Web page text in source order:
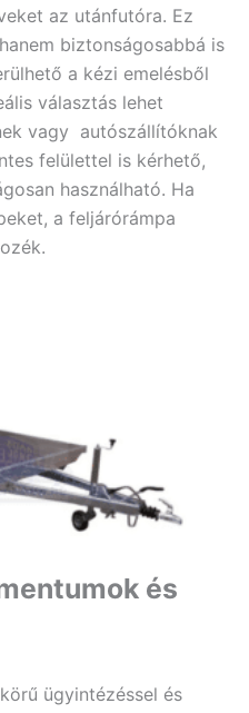
az utánfutóra. Ez
biztonságosabbá is
a kézi emelésből
választás lehet
vagy autószállítóknak
felülettel is kérhető,
használható. Ha
a feljárórámpa
és
ügyintézéssel és